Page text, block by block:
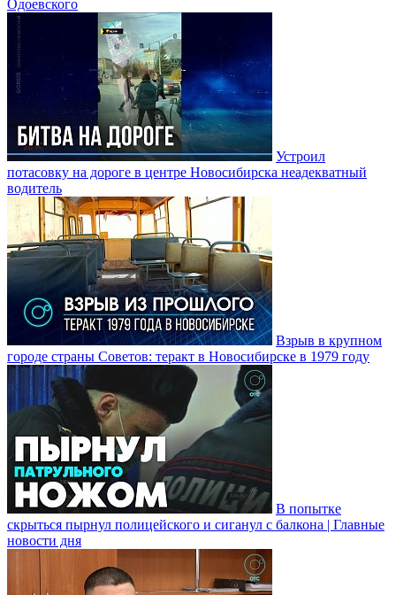
Одоевского
Устроил
потасовку на дороге в центре Новосибирска неадекватный
водитель
Взрыв в крупном
городе страны Советов: теракт в Новосибирске в 1979 году
В попытке
скрыться пырнул полицейского и сиганул с балкона | Главные
новости дня